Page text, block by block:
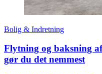
Bolig & Indretning
Flytning og baksning
gør du det nemmest